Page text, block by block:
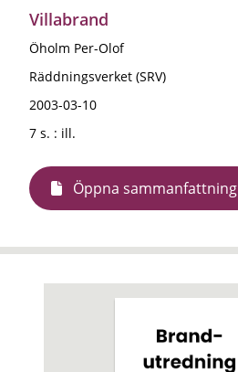
Villabrand
Öholm Per-Olof
Räddningsverket (SRV)
2003-03-10
7 s. : ill.
Öppna sammanfattning